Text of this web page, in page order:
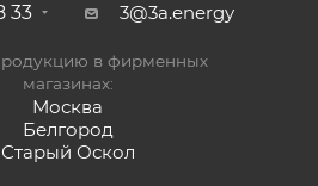
33 3@3a.energy
в фирменных
магазинах:
Москва
Белгород
Старый Оскол